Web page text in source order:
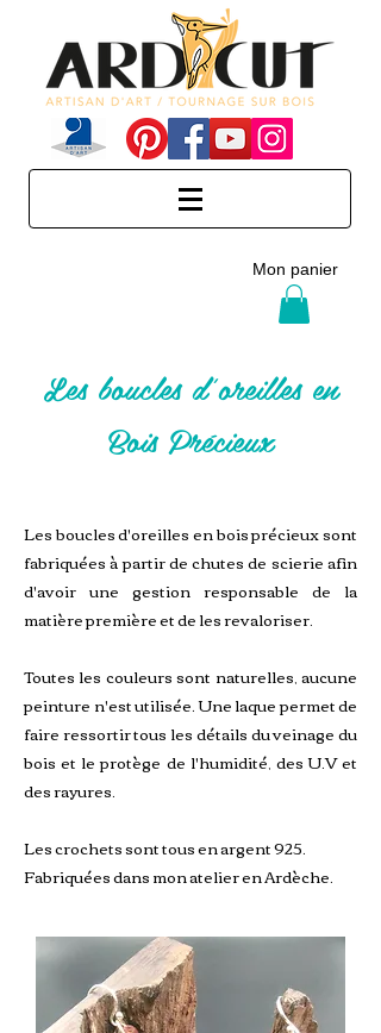
Mon panier
Les boucles d'oreilles en
Bois Précieux
Les boucles d'oreilles en bois précieux sont
fabriquées à partir de chutes de scierie afin
d'avoir une gestion responsable de la
matière première et de les revaloriser.
Toutes les couleurs sont naturelles, aucune
peinture n'est utilisée. Une laque permet de
faire ressortir tous les détails du veinage du
bois et le protège de l'humidité, des U.V et
des rayures.
Les crochets sont tous en argent 925.
Fabriquées dans mon atelier en Ardèche.